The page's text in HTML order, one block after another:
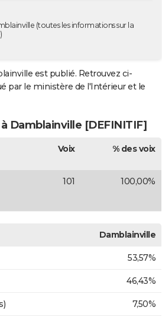
(toutes les informations sur la
est publié. Retrouvez ci-
par le ministère de l'Intérieur et le
Damblainville [DEFINITIF]
Voix % des voix
101 100,00%
Damblainville
53,57%
46,43%
7,50%